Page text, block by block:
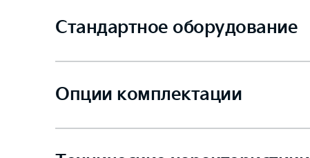
Стандартное оборудование
Опции комплектации